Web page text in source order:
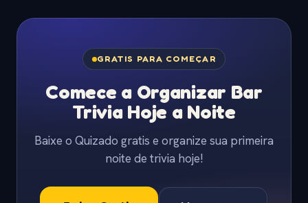
GRATIS PARA COMEÇAR
Comece a Organizar Bar
Trivia Hoje a Noite
Baixe o Quizado gratis e organize sua primeira
noite de trivia hoje!